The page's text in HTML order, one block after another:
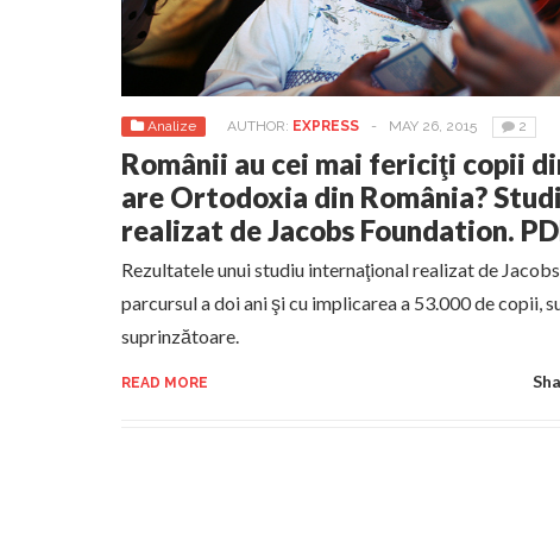
Schimbarea la Față: “Acesta e Fiul Meu Mult
Turnătorul DIE Lucian Boia înjură din nou
României
Analize AUTHOR: EXPRESS - MAY 26, 2015 2
Românii au cei mai fericiţi copii
are Ortodoxia din România?
realizat de Jacobs Foundation.
Rezultatele unui studiu internaţional realizat de
parcursul a doi ani şi cu implicarea a 53.000 de copii,
suprinzătoare.
READ MORE